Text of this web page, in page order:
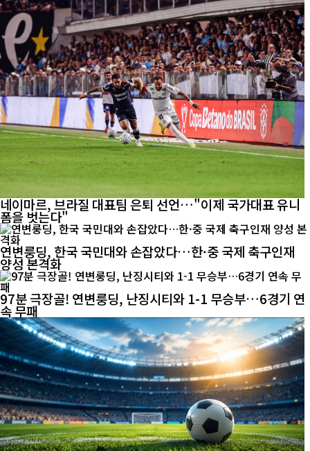
네이마르, 브라질 대표팀 은퇴 선언…"이제 국가대표 유니
폼을 벗는다"
연변룽딩, 한국 국민대와 손잡았다…한·중 국제 축구인재
양성 본격화
97분 극장골! 연변룽딩, 난징시티와 1-1 무승부…6경기 연
속 무패